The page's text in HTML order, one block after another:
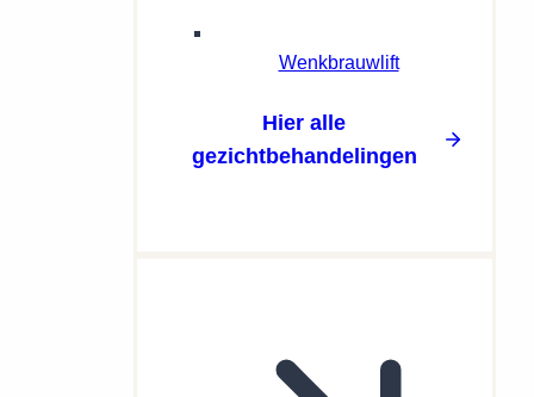
Wenkbrauwlift
Hier alle
gezichtbehandelingen